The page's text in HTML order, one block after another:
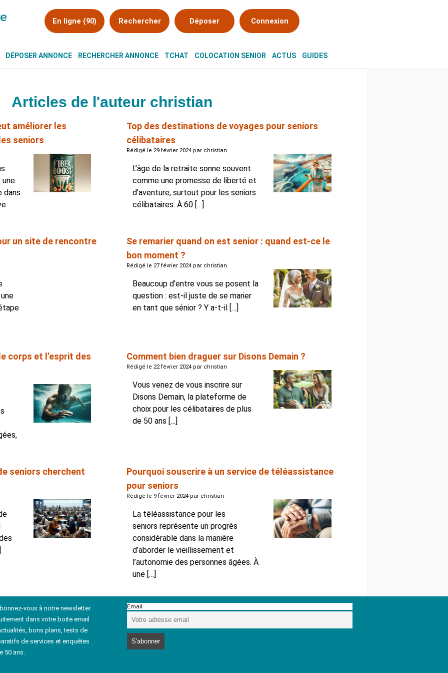
En ligne (90) Rechercher Déposer Connexion
DÉPOSER ANNONCE RECHERCHER ANNONCE TCHAT COLOCATION SENIOR ACTUS GUIDES
Articles de l'auteur christian
améliorer les
seniors
une
dans
Top des destinations de voyages pour seniors
célibataires
Rédigé le 29 février 2024 par christian
L’âge de la retraite sonne souvent
comme une promesse de liberté et
d’aventure, surtout pour les seniors
célibataires. À 60 […]
un site de rencontre
Se remarier quand on est senior : quand est-ce le
bon moment ?
Rédigé le 27 février 2024 par christian
Beaucoup d’entre vous se posent la
question : est-il juste de se marier
en tant que sénior ? Y a-t-il […]
corps et l’esprit des Comment bien draguer sur Disons Demain ?
Rédigé le 22 février 2024 par christian
Vous venez de vous inscrire sur
Disons Demain, la plateforme de
choix pour les célibataires de plus
de 50 ans […]
seniors cherchent
Pourquoi souscrire à un service de téléassistance
pour seniors
Rédigé le 9 février 2024 par christian
La téléassistance pour les
seniors représente un progrès
considérable dans la manière
d’aborder le vieillissement et
l’autonomie des personnes âgées. À
une […]
vous à notre newsletter
dans votre boite email
bons plans, tests de
de services et enquêtes
50 ans.
Email